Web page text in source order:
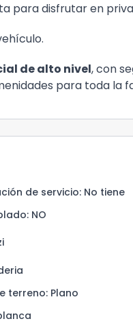
para disfrutar en
de alto nivel, con
para toda la
de servicio: No tiene
: NO
terreno: Plano